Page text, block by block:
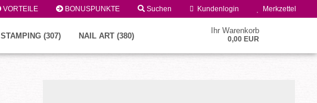
VORTEILE BONUSPUNKTE Suchen Kundenlogin Merkzettel
Ihr Warenkorb
0,00 EUR
STAMPING (307) NAIL ART (380)